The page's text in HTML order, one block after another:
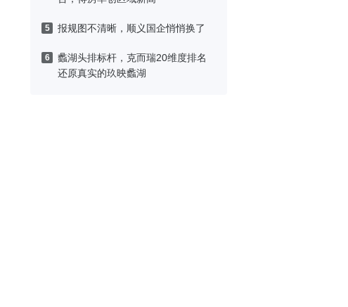
5 报规图不清晰，顺义国企悄悄换了
6
蠡湖头排标杆，克而瑞20维度排名
还原真实的玖映蠡湖